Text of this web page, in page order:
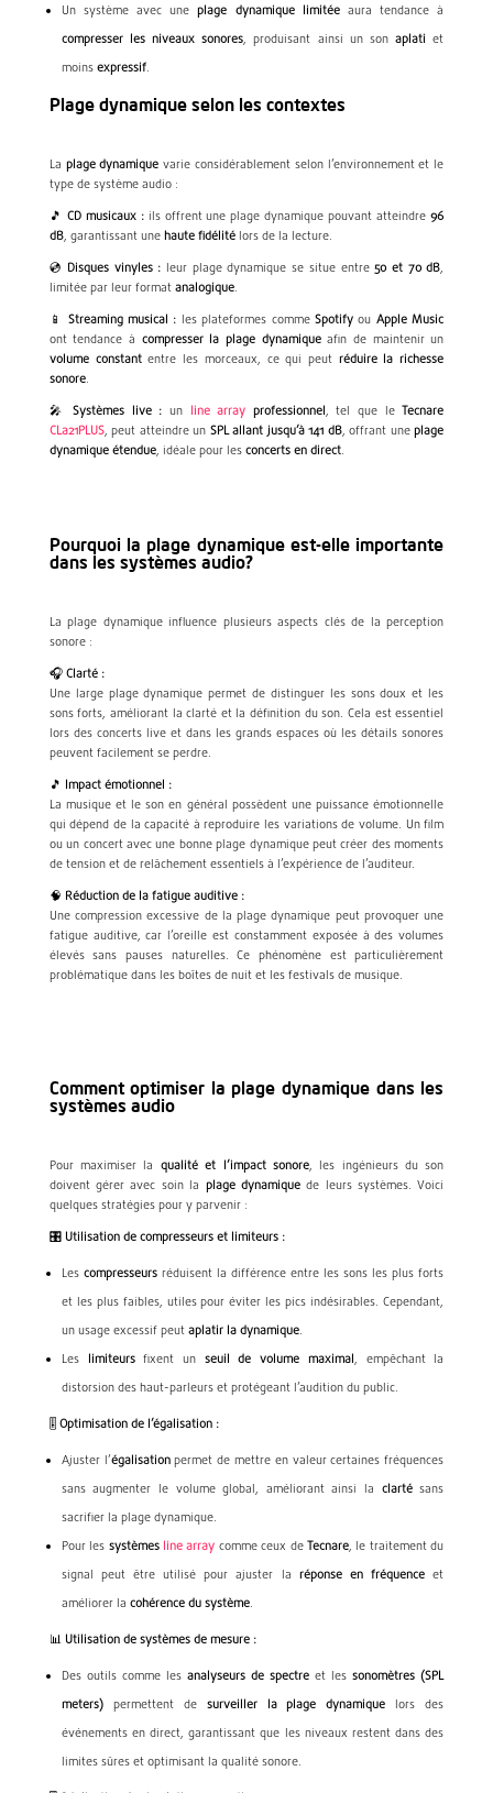
Un système avec uneplage dynamique limitéeaura tendance à
compresser les niveaux sonores, produisant ainsi un sonaplati et
moinsexpressif.
Plage dynamique selon les contextes
La plage dynamique varie considérablement selon l’environnement et le
type de système audio :
🎵 CD musicaux :ils offrent une plage dynamique pouvant atteindre96
dB, garantissant unehaute fidélitélors de la lecture.
💿 Disques vinyles : leur plage dynamique se situe entre50 et 70 dB,
limitée par leur formatanalogique.
📱 Streaming musical : les plateformes commeSpotify ou Apple Music
ont tendance à compresser la plage dynamiqueafin de maintenir un
volume constantentre les morceaux, ce qui peut réduire la richesse
sonore.
🎤Systèmes live : un line array professionnel, tel que leTecnare
CLa21PLUS, peut atteindre un SPL allant jusqu’à 141 dB, offrant uneplage
dynamique étendue, idéale pour lesconcerts en direct.
Pourquoi la plage dynamique est-elle importante
dans les systèmes audio?
La plage dynamique influence plusieurs aspects clés de la perception
sonore :
🎧Clarté :
Une large plage dynamique permet de distinguer les sons doux et les
sons forts, améliorant la clarté et la définition du son. Cela est essentiel
lors des concerts live et dans les grands espaces où les détails sonores
peuvent facilement se perdre.
🎵 Impact émotionnel :
La musique et le son en général possèdent une puissance émotionnelle
qui dépend de la capacité à reproduire les variations de volume. Un film
ou un concert avec une bonne plage dynamique peut créer des moments
de tension et de relâchement essentiels à l’expérience de l’auditeur.
🧠 Réduction de la fatigue auditive :
Une compression excessive de la plage dynamique peut provoquer une
fatigue auditive, car l’oreille est constamment exposée à des volumes
élevés sans pauses naturelles. Ce phénomène est particulièrement
problématique dans les boîtes de nuit et les festivals de musique.
Comment optimiser la plage dynamique dans les
systèmes audio
Pour maximiser la qualité et l’impact sonore, les ingénieurs du son
doivent gérer avec soin la plage dynamiquede leurs systèmes. Voici
quelques stratégies pour y parvenir :
🎛️ Utilisation de compresseurs et limiteurs :
Les compresseursréduisent la différence entre les sons les plus forts
et les plus faibles, utiles pour éviter les pics indésirables. Cependant,
un usage excessif peutaplatir la dynamique.
Les limiteursfixent un seuil de volume maximal, empêchant la
distorsion des haut-parleurs et protégeant l’audition du public.
🎚️Optimisation de l’égalisation :
Ajuster l’égalisationpermet de mettre en valeur certaines fréquences
sans augmenter le volume global, améliorant ainsi la clartésans
sacrifier la plage dynamique.
Pour les systèmes line array comme ceux deTecnare, le traitement du
signal peut être utilisé pour ajuster la réponse en fréquence et
améliorer la cohérence du système.
📊 Utilisation de systèmes de mesure :
Des outils comme les analyseurs de spectre et lessonomètres (SPL
meters)permettent de surveiller la plage dynamique lors des
événements en direct, garantissant que les niveaux restent dans des
limites sûres et optimisant la qualité sonore.